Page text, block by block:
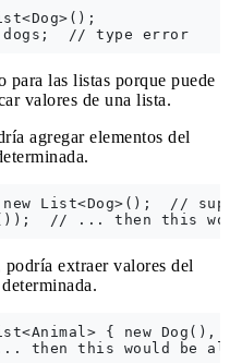
las listas porque puede
valores de una lista.
agregar elementos del
new List<Dog>();  //
extraer valores del
{ new